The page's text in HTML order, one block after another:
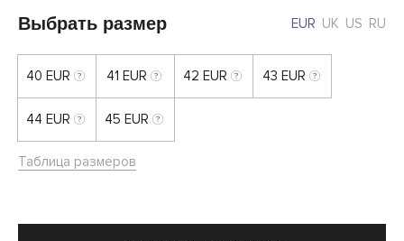
Выбрать размер EUR UK US RU
40 EUR 41 EUR 42 EUR 43 EUR
44 EUR 45 EUR
Таблица размеров